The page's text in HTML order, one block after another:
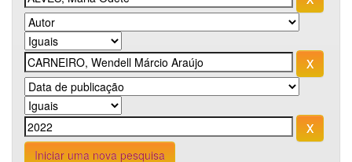
Iniciar uma nova pesquisa